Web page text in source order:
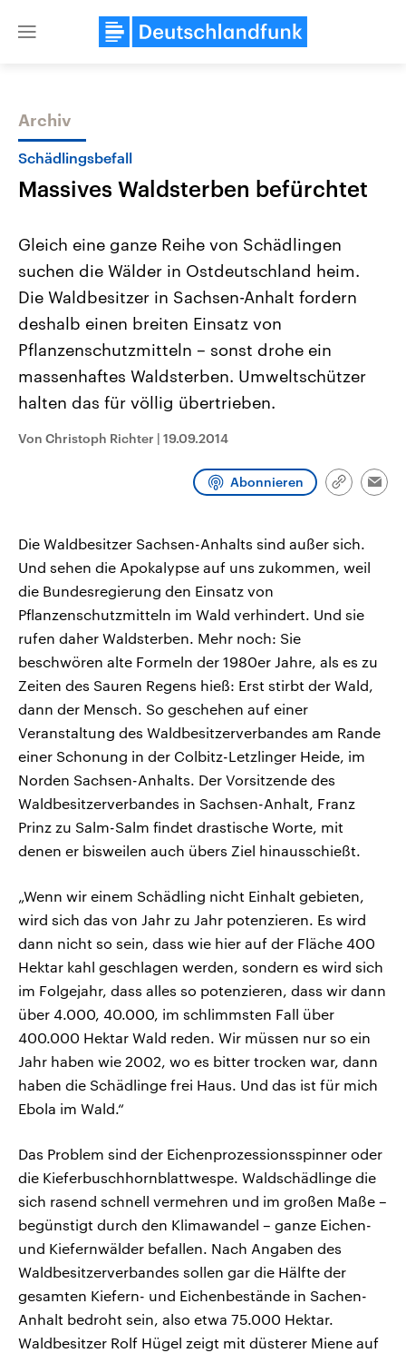
Close
Themen
USA
Aktuelle Beiträge, Analysen und
Hintergründe
Wirtschaftlich und militärisch
gehören die Vereinigten Staaten zu
mit großem Einfluss auf das
Aktuelle Lage und
Der Überfall der
Terrororganisation Hamas
Oktober 2023 auf Israel
Israel möchte die Hamas
Archiv
Schädlingsbefall
Massives Waldsterben befürchtet
Gleich eine ganze Reihe von Schädlingen
suchen die Wälder in Ostdeutschland heim.
Die Waldbesitzer in Sachsen-Anhalt fordern
deshalb einen breiten Einsatz von
Pflanzenschutzmitteln – sonst drohe ein
massenhaftes Waldsterben. Umweltschützer
halten das für völlig übertrieben.
Von Christoph Richter | 19.09.2014
Abonnieren
Link
Die Waldbesitzer Sachsen-Anhalts sind außer sich.
Und sehen die Apokalypse auf uns zukommen, weil
die Bundesregierung den Einsatz von
Pflanzenschutzmitteln im Wald verhindert. Und sie
rufen daher Waldsterben. Mehr noch: Sie
beschwören alte Formeln der 1980er Jahre, als es zu
Zeiten des Sauren Regens hieß: Erst stirbt der Wald,
dann der Mensch. So geschehen auf einer
Veranstaltung des Waldbesitzerverbandes am Rande
einer Schonung in der Colbitz-Letzlinger Heide, im
Norden Sachsen-Anhalts. Der Vorsitzende des
Waldbesitzerverbandes in Sachsen-Anhalt, Franz
Prinz zu Salm-Salm findet drastische Worte, mit
denen er bisweilen auch übers Ziel hinausschießt.
„Wenn wir einem Schädling nicht Einhalt gebieten,
wird sich das von Jahr zu Jahr potenzieren. Es wird
dann nicht so sein, dass wie hier auf der Fläche 400
Hektar kahl geschlagen werden, sondern es wird sich
im Folgejahr, dass alles so potenzieren, dass wir dann
über 4.000, 40.000, im schlimmsten Fall über
400.000 Hektar Wald reden. Wir müssen nur so ein
Jahr haben wie 2002, wo es bitter trocken war, dann
haben die Schädlinge frei Haus. Und das ist für mich
Ebola im Wald.“
Das Problem sind der Eichenprozessionsspinner oder
die Kieferbuschhornblattwespe. Waldschädlinge die
sich rasend schnell vermehren und im großen Maße –
begünstigt durch den Klimawandel – ganze Eichen-
und Kiefernwälder befallen. Nach Angaben des
Waldbesitzerverbandes sollen gar die Hälfte der
gesamten Kiefern- und Eichenbestände in Sachen-
Anhalt bedroht sein, also etwa 75.000 Hektar.
Waldbesitzer Rolf Hügel zeigt mit düsterer Miene auf